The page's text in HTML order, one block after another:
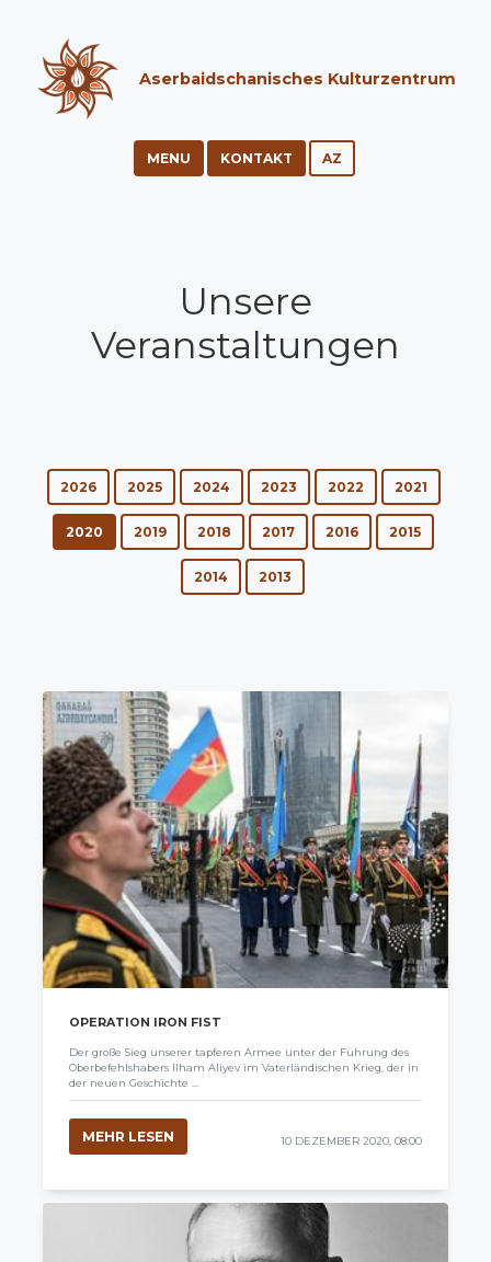
Aserbaidschanisches Kulturzentrum
MENU KONTAKT AZ
Unsere
Veranstaltungen
2026 2025 2024 2023 2022 2021
2020 2019 2018 2017 2016 2015
2014 2013
OPERATION IRON FIST
Der große Sieg unserer tapferen Armee unter der Führung des
Oberbefehlshabers Ilham Aliyev im Vaterländischen Krieg, der in
der neuen Geschichte ...
MEHR LESEN 10 DEZEMBER 2020, 08:00